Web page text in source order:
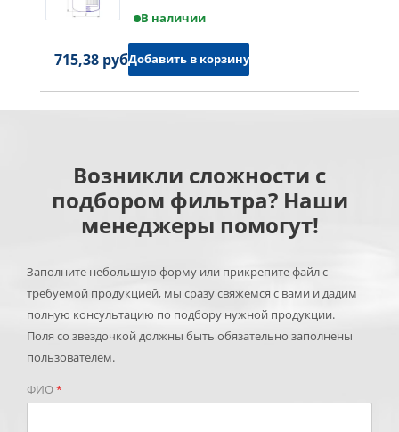
В наличии
715,38 руб.Добавить в корзину
Возникли сложности с
подбором фильтра? Наши
менеджеры помогут!
Заполните небольшую форму или прикрепите файл с
требуемой продукцией, мы сразу свяжемся с вами и дадим
полную консультацию по подбору нужной продукции.
Поля со звездочкой должны быть обязательно заполнены
пользователем.
ФИО*